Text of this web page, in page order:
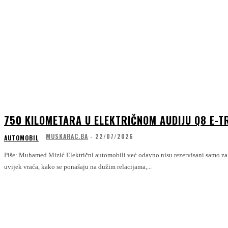
750 KILOMETARA U ELEKTRIČNOM AUDIJU Q8 E-
AUTOMOBIL MUSKARAC.BA - 22/07/2026
Piše: Muhamed Mizić Električni automobili već odavno nisu rezervisani samo za gradsku vožnju. Ipak, jedno pitanje se
uvijek vraća, kako se ponašaju na dužim relacijama,...